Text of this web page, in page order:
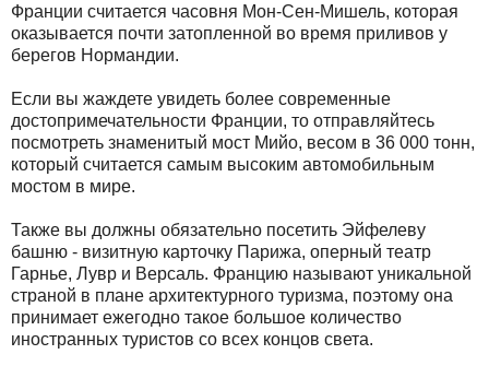
Франции считается часовня Мон-Сен-Мишель, которая
оказывается почти затопленной во время приливов у
берегов Нормандии.
Если вы жаждете увидеть более современные
достопримечательности Франции, то отправляйтесь
посмотреть знаменитый мост Мийо, весом в 36 000 тонн,
который считается самым высоким автомобильным
мостом в мире.
Также вы должны обязательно посетить Эйфелеву
башню - визитную карточку Парижа, оперный театр
Гарнье, Лувр и Версаль. Францию называют уникальной
страной в плане архитектурного туризма, поэтому она
принимает ежегодно такое большое количество
иностранных туристов со всех концов света.